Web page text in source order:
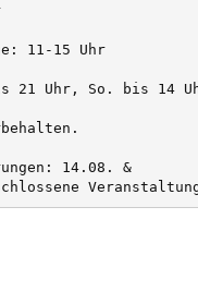
11-15 Uhr
21 Uhr, So. bis 14
14.08. &